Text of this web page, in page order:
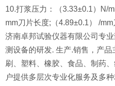
10.打浆压力：（3.33±0.1）N/
mm刀片长度;（4.89±0.1） /mm
济南卓邦试验仪器有限公司专
测设备的研发. 生产.销售，产
刷、塑料、橡胶、食品、制药
户提供多层次专业化服务及多